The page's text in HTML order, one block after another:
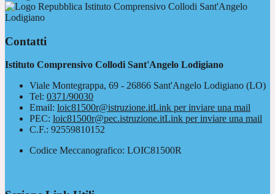
Istituto Comprensivo Collodi Sant'Angelo
Lodigiano
Contatti
Istituto Comprensivo Collodi Sant'Angelo Lodigiano
Viale Montegrappa, 69 - 26866 Sant'Angelo Lodigiano (LO)
Tel: 0371/90030
Email: loic81500r@istruzione.itLink per inviare una mail
PEC: loic81500r@pec.istruzione.itLink per inviare una mail
C.F.: 92559810152
Codice Meccanografico: LOIC81500R